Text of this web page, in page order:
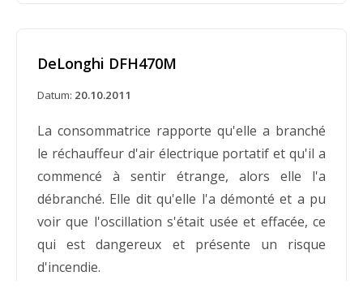
DeLonghi DFH470M
Datum: 20.10.2011
La consommatrice rapporte qu'elle a branché
le réchauffeur d'air électrique portatif et qu'il a
commencé à sentir étrange, alors elle l'a
débranché. Elle dit qu'elle l'a démonté et a pu
voir que l'oscillation s'était usée et effacée, ce
qui est dangereux et présente un risque
d'incendie.